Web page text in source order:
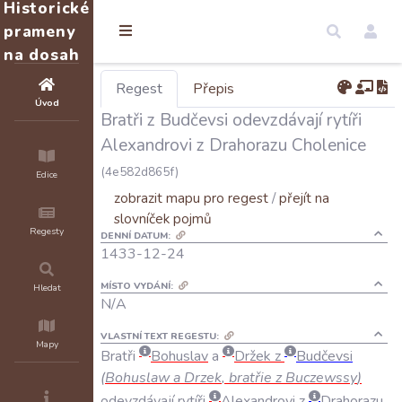
Historické
prameny
na dosah
Úvod
Edice
Regesty
Hledat
Mapy
Regest Přepis
Bratři z Budčevsi odevzdávají rytíři
Alexandrovi z Drahorazu Cholenice
(4e582d865f)
zobrazit mapu pro regest/přejít na
slovníček pojmů
DENNÍ DATUM:
1433-12-24
MÍSTO VYDÁNÍ:
N/A
VLASTNÍ TEXT REGESTU:
Bratři Bohuslava Držek z
Budčevsi
(Bohuslawa Drzek, bratřie z Buczewssy)